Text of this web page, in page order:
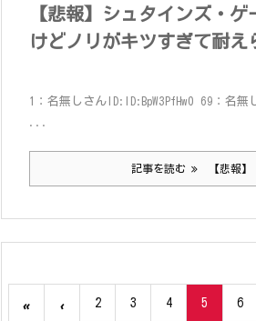
【悲報】シュタインズ・
けどノリがキツすぎて耐え
1：名無しさんID:ID:BpW3PfHw0 69：名
...
記事を読む 【悲報
« ‹ 2 3 4 5 6